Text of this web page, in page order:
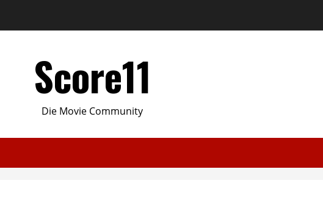
Score11
Die Movie Community